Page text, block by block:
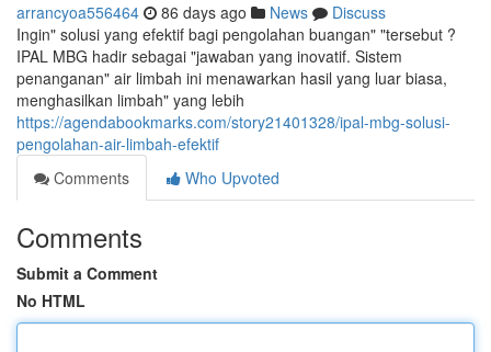
arrancyoa556464 86 days ago News
Discuss
Ingin" solusi yang efektif bagi pengolahan buangan" "tersebut ?
IPAL MBG hadir sebagai "jawaban yang inovatif. Sistem
penanganan" air limbah ini menawarkan hasil yang luar biasa,
menghasilkan limbah" yang lebih
https://agendabookmarks.com/story21401328/ipal-mbg-solusi-
pengolahan-air-limbah-efektif
Comments
Who Upvoted
Comments
Submit a Comment
No HTML